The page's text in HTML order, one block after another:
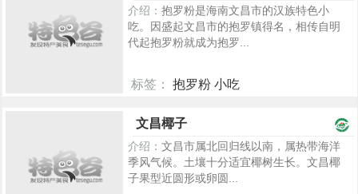
介绍： 抱罗粉是海南文昌市的汉族特色小
吃。因盛起文昌市的抱罗镇得名，相传自明
代起抱罗粉就成为抱罗...
标签： 抱罗粉 小吃
文昌椰子
介绍： 文昌市属北回归线以南，属热带海洋
季风气候。土壤十分适宜椰树生长。文昌椰
子果型近圆形或卵圆...